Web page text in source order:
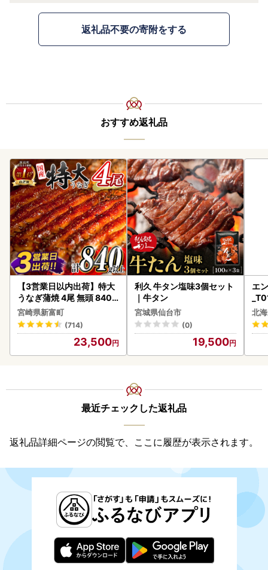
返礼品不要の寄附をする
おすすめ返礼品
【3営業日以内出荷】特大
うなぎ蒲焼 4尾 無頭 840g
以上 C388-840-3D
宮崎県新富町
(714)
23,500
利久 牛タン塩味3個セット
｜牛タン
宮城県仙台市
(0)
19,500
エ
北
最近チェックした返礼品
返礼品詳細ページの閲覧で、ここに履歴が表示されます。